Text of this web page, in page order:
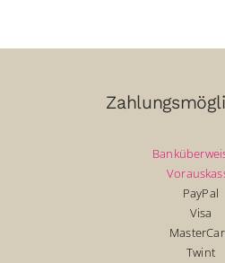
PayPal
Visa
Twint